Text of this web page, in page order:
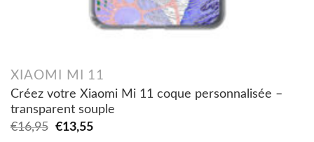
XIAOMI MI 11
Créez votre Xiaomi Mi 11 coque personnalisée –
transparent souple
€16,95
Original
€13,55Current